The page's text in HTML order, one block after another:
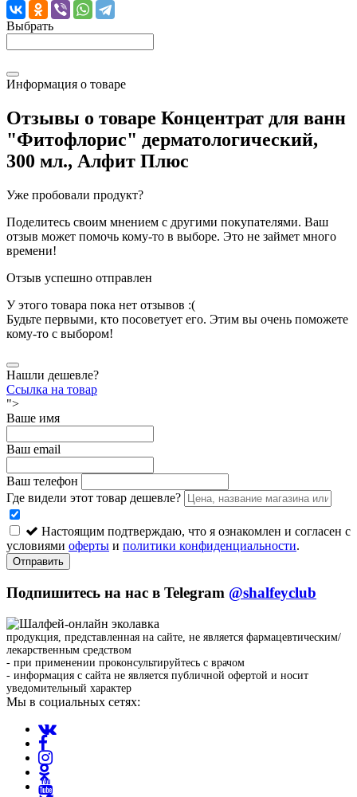
Выбрать
Информация о товаре
Отзывы о товаре Концентрат для ванн
"Фитофлорис" дерматологический,
300 мл., Алфит Плюс
Уже пробовали продукт?
Поделитесь своим мнением с другими покупателями. Ваш
отзыв может помочь кому-то в выборе. Это не займет много
времени!
Отзыв успешно отправлен
У этого товара пока нет отзывов :(
Будьте первыми, кто посоветует его. Этим вы очень поможете
кому-то с выбором!
Нашли дешевле?
Ссылка на товар
">
Ваше имя
Ваш email
Ваш телефон
Где видели этот товар дешевле?
Настоящим подтверждаю, что я ознакомлен и согласен с
условиями оферты и политики конфиденциальности.
Отправить
Подпишитесь на нас в Telegram @shalfeyclub
продукция, представленная на сайте, не является фармацевтическим/
лекарственным средством
- при применении проконсультируйтесь с врачом
- информация с сайта не является публичной офертой и носит
уведомительный характер
Мы в социальных сетях: